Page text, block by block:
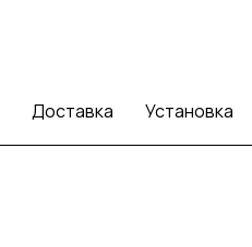
Доставка Установка